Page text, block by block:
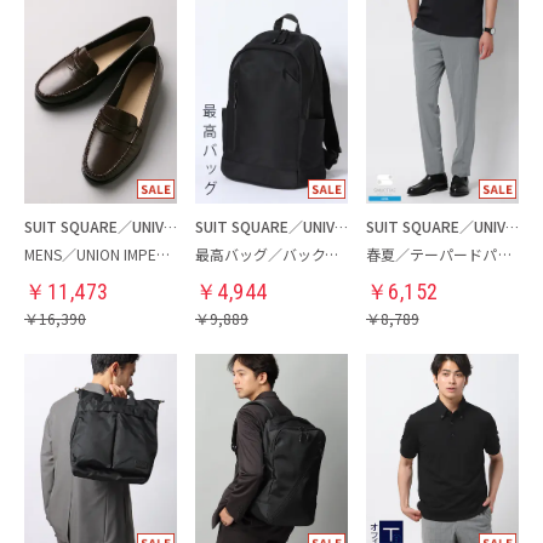
SUIT SQUARE／UNIVERSAL LANGUAGE
MENS／UNION IMPERIAL監修／コインローファー
￥ 11,473
￥16,390
SUIT SQUARE／UNIVERSAL LANGUAGE
最高バッグ／バックパック
￥ 4,944
￥9,889
SUIT SQUARE／UNIVERSAL LANGUAGE
春夏／テーパードパンツ
￥ 6,152
￥8,789